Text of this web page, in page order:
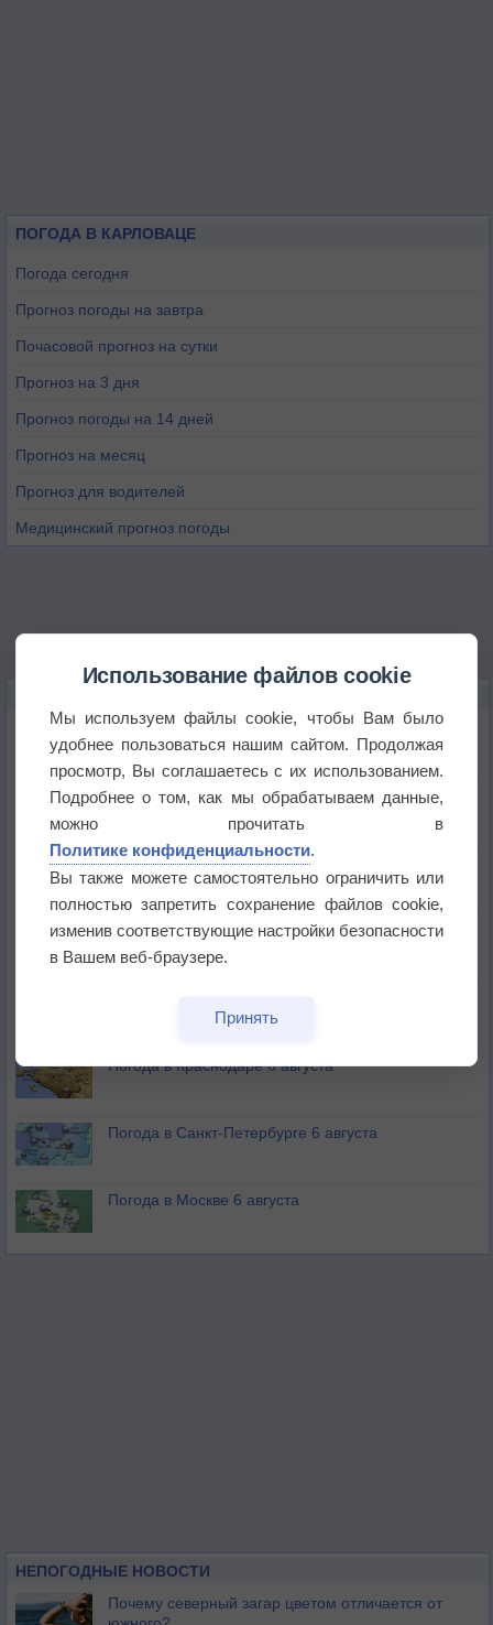
ПОГОДА В КАРЛОВАЦЕ
Погода сегодня
Прогноз погоды на завтра
Почасовой прогноз на сутки
Прогноз на 3 дня
Прогноз погоды на 14 дней
Прогноз на месяц
Прогноз для водителей
Медицинский прогноз погоды
Приложение построит маршрут через тень
Атмосфера начала замерзать
В Приморье обнаружены морские волны тепла
Изменение климата повлияло на ареал обитания
бабочек
Погода в Краснодаре 6 августа
Погода в Санкт-Петербурге 6 августа
Погода в Москве 6 августа
НЕПОГОДНЫЕ НОВОСТИ
Почему северный загар цветом отличается от
Использование файлов cookie
Мы используем файлы cookie, чтобы Вам было
удобнее пользоваться нашим сайтом. Продолжая
просмотр, Вы соглашаетесь с их использованием.
Подробнее о том, как мы обрабатываем данные,
можно прочитать в
Политике конфиденциальности.
Вы также можете самостоятельно ограничить или
полностью запретить сохранение файлов cookie,
изменив соответствующие настройки безопасности
в Вашем веб-браузере.
Принять